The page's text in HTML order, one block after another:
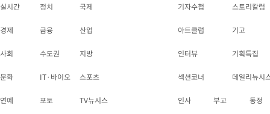
실시간 정치 국제
경제 금융 산업
사회 수도권 지방
문화 IT·바이오 스포츠
연예 포토 TV뉴시스
기자수첩 스토리칼럼
아트클럽 기고
인터뷰 기획특집
섹션코너 데일리뉴시
인사 부고 동정